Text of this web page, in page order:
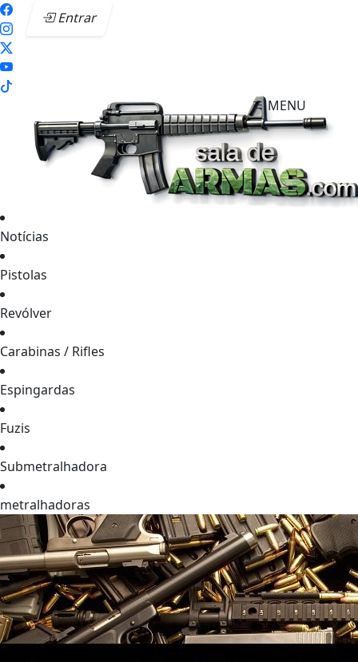
Entrar
MENU
Notícias
Pistolas
Revólver
Carabinas / Rifles
Espingardas
Fuzis
Submetralhadora
metralhadoras